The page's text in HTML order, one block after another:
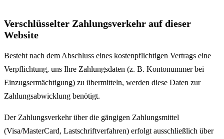
Verschlüsselter Zahlungsverkehr auf dieser
Website
Besteht nach dem Abschluss eines kostenpflichtigen Vertrags eine
Verpflichtung, uns Ihre Zahlungsdaten (z. B. Kontonummer bei
Einzugsermächtigung) zu übermitteln, werden diese Daten zur
Zahlungsabwicklung benötigt.
Der Zahlungsverkehr über die gängigen Zahlungsmittel
(Visa/MasterCard, Lastschriftverfahren) erfolgt ausschließlich über